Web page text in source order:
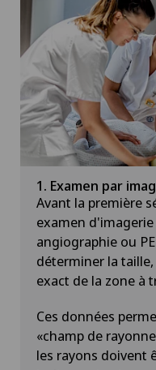
1. Examen par
Avant la première
examen d'imagerie
angiographie ou
déterminer la
exact de la zone à
Ces données
«champ de
les rayons doivent